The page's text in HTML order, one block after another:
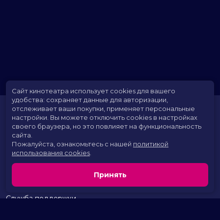
Расписание
Скоро в кино
Территория развлечений
Новости и акции
Служба поддержки
Сайт кинотеатра использует cookies для вашего
удобства: сохраняет данные для авторизации,
отслеживает ваши покупки, применяет персональные
настройки. Вы можете отключить cookies в настройках
своего браузера, но это повлияет на функциональность
сайта.
Пожалуйста, ознакомьтесь с нашей политикой
использования cookies
Принять